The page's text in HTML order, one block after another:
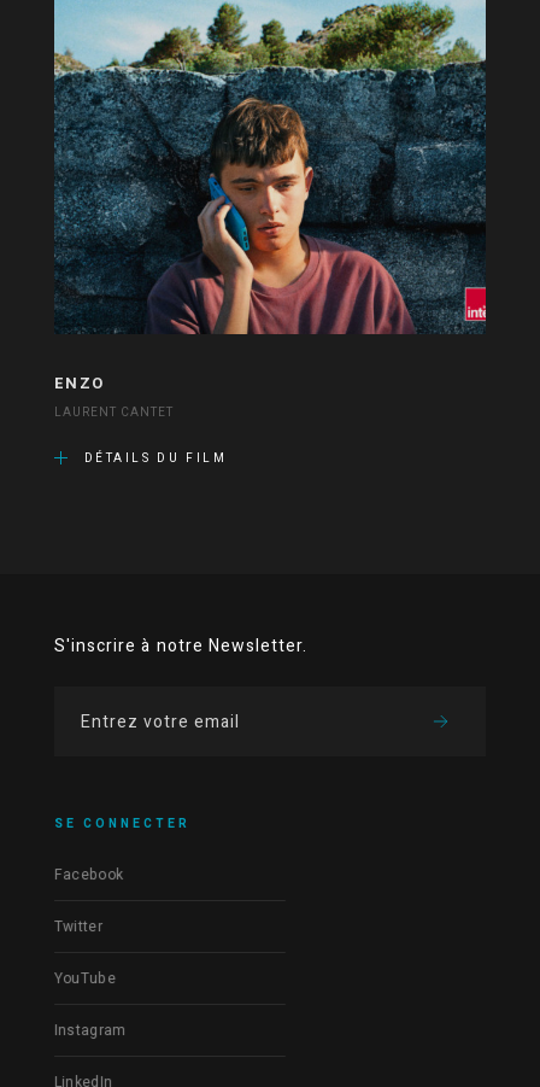
ENZO
LAURENT CANTET
DÉTAILS DU FILM
S'inscrire à notre Newsletter.
SE CONNECTER
Facebook
Twitter
YouTube
Instagram
LinkedIn